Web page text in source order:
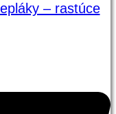
– rastúce